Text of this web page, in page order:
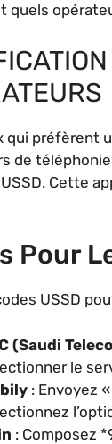
quels
qui préfèrent
de
Cette
Pour
USSD
(Saudi
le
: Envoyez
: Composez